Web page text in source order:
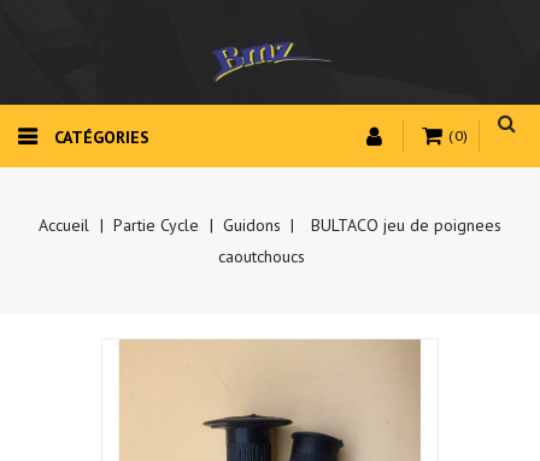
(0)
CATÉGORIES
Accueil Partie Cycle Guidons
BULTACO jeu de poignees
caoutchoucs